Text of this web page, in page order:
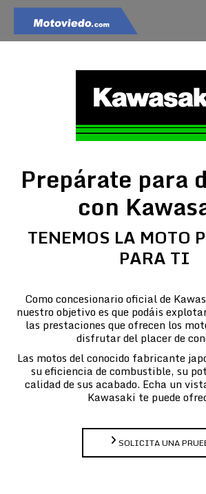
Prepárate para
con
TENEMOS LA MOTO
PARA TI
Como concesionario oficial de
nuestro objetivo es que podáis
las prestaciones que ofrecen los
disfrutar del placer de
Las motos del conocido fabricante
su eficiencia de combustible, su
calidad de sus acabado. Echa un
Kawasaki te puede
SOLICITA UNA